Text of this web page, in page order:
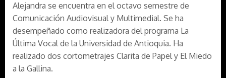
Alejandra se encuentra en el octavo semestre de
Comunicación Audiovisual y Multimedial. Se ha
desempeñado como realizadora del programa La
Última Vocal de la Universidad de Antioquia. Ha
realizado dos cortometrajes Clarita de Papel y El Miedo
a la Gallina.